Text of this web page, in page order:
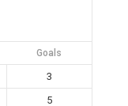
Goals
3
5